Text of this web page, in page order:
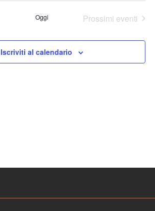
e
viste
Oggi Prossimi eventi
Iscriviti al calendario